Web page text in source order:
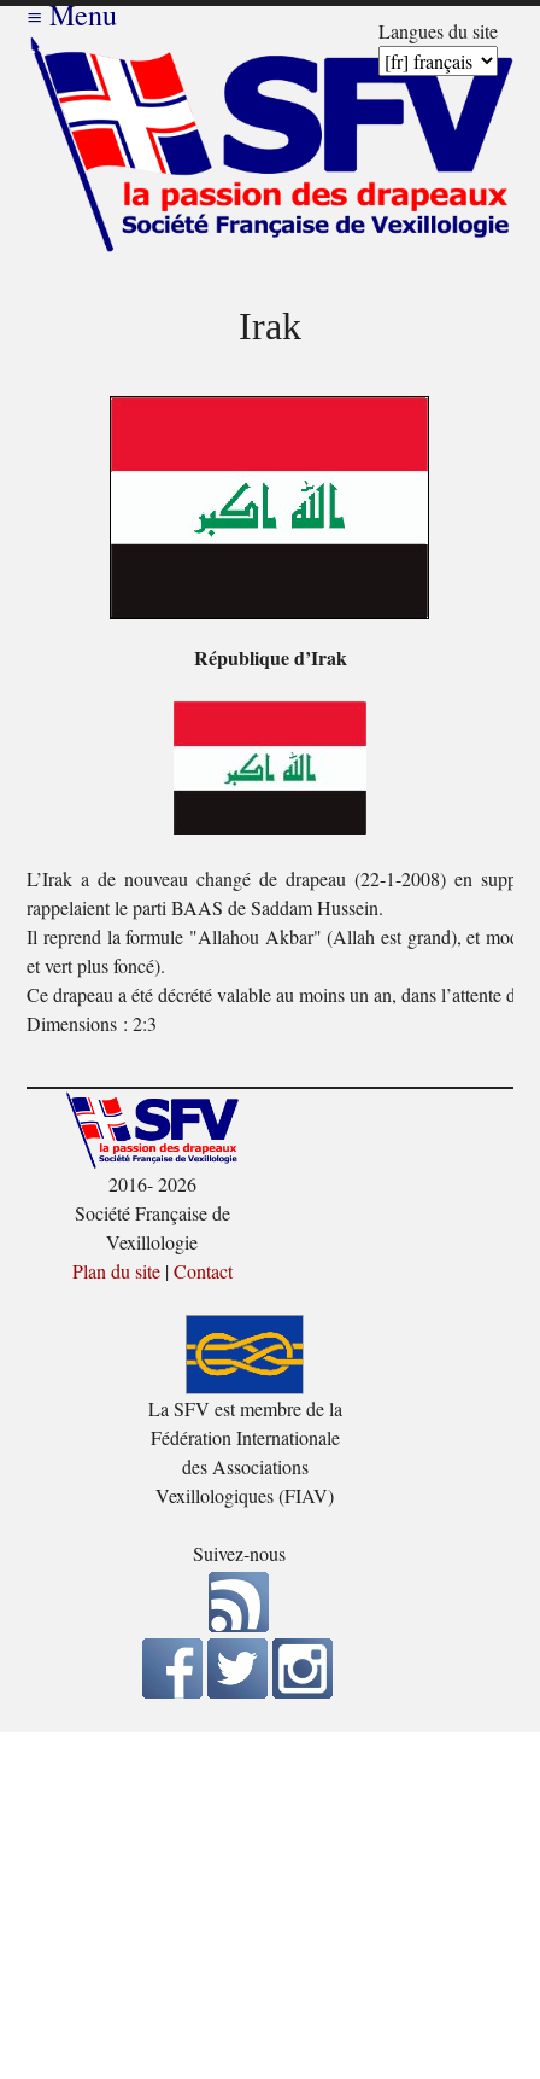
Langues du site
≡Menu
Irak
République d’Irak
L’Irak a de nouveau changé de drapeau (22-1-2008) en
rappelaient le parti BAAS de Saddam Hussein.
Il reprend la formule "Allahou Akbar" (Allah est grand), et
et vert plus foncé).
Ce drapeau a été décrété valable au moins un an, dans l’attente
Dimensions : 2:3
2016- 2026
Société Française de
Vexillologie
Plan du site|Contact
La SFV est membre de la
Fédération Internationale
des Associations
Vexillologiques (FIAV)
Suivez-nous